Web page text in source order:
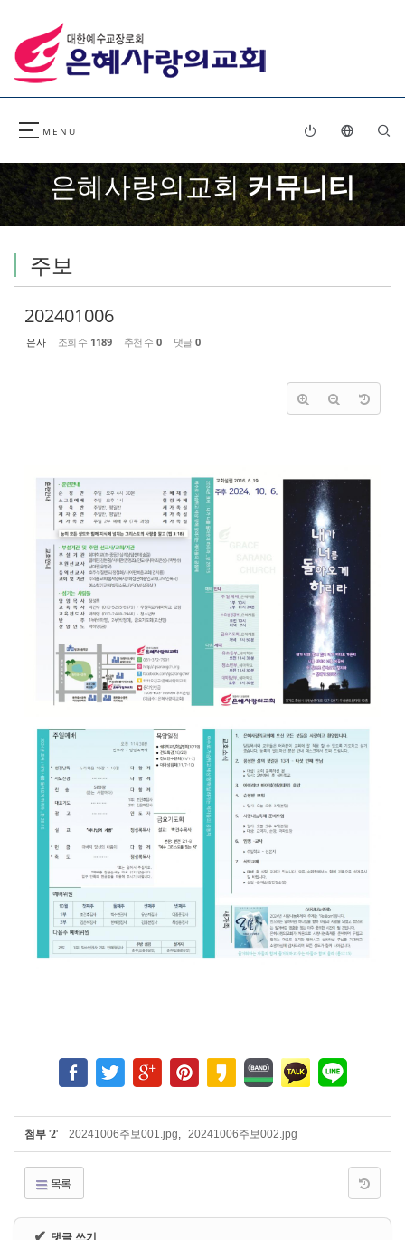
은혜사랑의교회커뮤니티
주보
202401006
은사 조회 수 1189 추천 수 0 댓글 0
첨부 '2' 20241006주보001.jpg, 20241006주보002.jpg
목록
댓글 쓰기